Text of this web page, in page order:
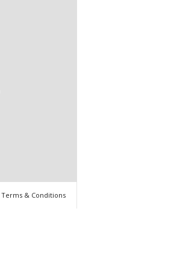
Terms & Conditions